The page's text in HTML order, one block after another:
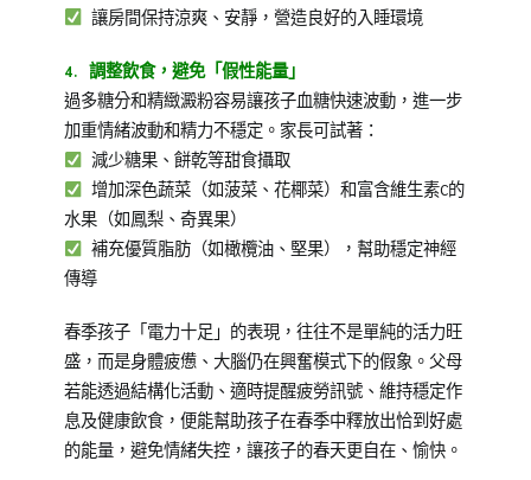
讓房間保持涼爽、安靜，營造良好的入睡環境
4. 調整飲食，避免「假性能量」
過多糖分和精緻澱粉容易讓孩子血糖快速波動，進一步
加重情緒波動和精力不穩定。家長可試著：
減少糖果、餅乾等甜食攝取
增加深色蔬菜（如菠菜、花椰菜）和富含維生素C的
水果（如鳳梨、奇異果）
補充優質脂肪（如橄欖油、堅果），幫助穩定神經
傳導
春季孩子「電力十足」的表現，往往不是單純的活力旺
盛，而是身體疲憊、大腦仍在興奮模式下的假象。父母
若能透過結構化活動、適時提醒疲勞訊號、維持穩定作
息及健康飲食，便能幫助孩子在春季中釋放出恰到好處
的能量，避免情緒失控，讓孩子的春天更自在、愉快。